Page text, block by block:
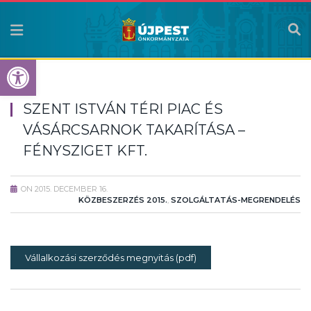
Eszköztár megnyitása
SZENT ISTVÁN TÉRI PIAC ÉS
VÁSÁRCSARNOK TAKARÍTÁSA –
FÉNYSZIGET KFT.
ON 2015. DECEMBER 16.
KÖZBESZERZÉS 2015., SZOLGÁLTATÁS-MEGRENDELÉS
Vállalkozási szerződés megnyitás (pdf)